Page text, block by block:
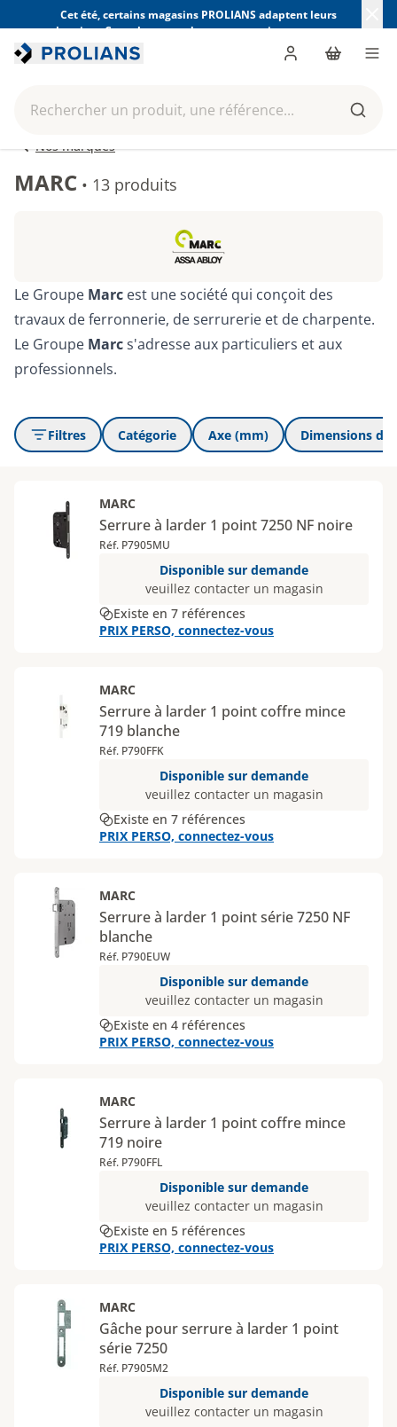
Cet été, certains magasins PROLIANS adaptent leurs
horaires. Consultez ceux de votre magasin avant votre
visite.
Rechercher un produit, une référence...
Panier
Nos marques
MARC • 13 produits
Le Groupe Marc est une société qui conçoit des
travaux de ferronnerie, de serrurerie et de charpente.
Le Groupe Marcs'adresse aux particuliers et aux
professionnels.
Filtres Catégorie Axe (mm) Dimensions du
MARC
Serrure à larder 1 point 7250 NF noire
Réf. P7905MU
Disponible sur demande
veuillez contacter un magasin
Existe en 7 références
PRIX PERSO, connectez-vous
MARC
Serrure à larder 1 point coffre mince
719 blanche
Réf. P790FFK
Disponible sur demande
veuillez contacter un magasin
Existe en 7 références
PRIX PERSO, connectez-vous
MARC
Serrure à larder 1 point série 7250 NF
blanche
Réf. P790EUW
Disponible sur demande
veuillez contacter un magasin
Existe en 4 références
PRIX PERSO, connectez-vous
MARC
Serrure à larder 1 point coffre mince
719 noire
Réf. P790FFL
Disponible sur demande
veuillez contacter un magasin
Existe en 5 références
PRIX PERSO, connectez-vous
MARC
Gâche pour serrure à larder 1 point
série 7250
Réf. P7905M2
Disponible sur demande
veuillez contacter un magasin